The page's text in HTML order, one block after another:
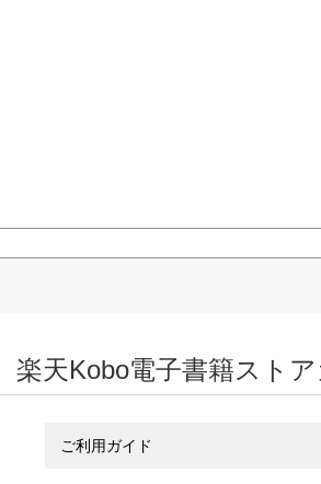
楽天Kobo電子書籍スト
ご利用ガイド